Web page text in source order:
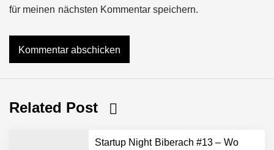
für meinen nächsten Kommentar speichern.
Related Post
Startup Night Biberach #13 – Wo